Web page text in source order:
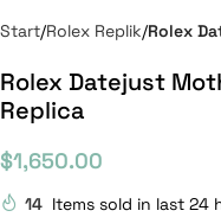
Start Rolex Replik Rolex
Rolex Datejust
Replica
$1,650.00
14 Items sold in last 24